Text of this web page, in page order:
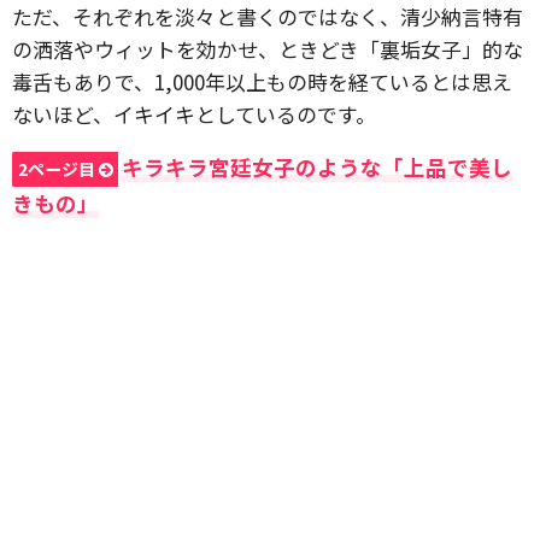
ただ、それぞれを淡々と書くのではなく、清少納言特有
の洒落やウィットを効かせ、ときどき「裏垢女子」的な
毒舌もありで、1,000年以上もの時を経ているとは思え
ないほど、イキイキとしているのです。
2ページ目
キラキラ宮廷女子のような「上品で美し
きもの」